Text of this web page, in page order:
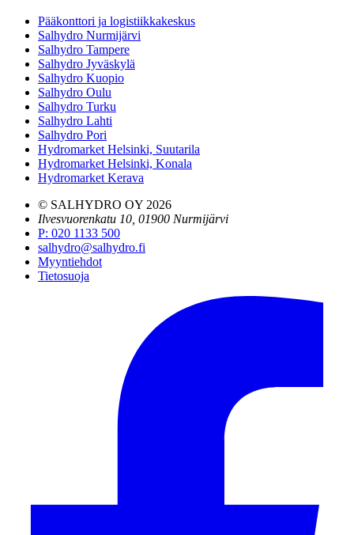
Pääkonttori ja logistiikkakeskus
Salhydro Nurmijärvi
Salhydro Tampere
Salhydro Jyväskylä
Salhydro Kuopio
Salhydro Oulu
Salhydro Turku
Salhydro Lahti
Salhydro Pori
Hydromarket Helsinki, Suutarila
Hydromarket Helsinki, Konala
Hydromarket Kerava
© SALHYDRO OY 2026
Ilvesvuorenkatu 10, 01900 Nurmijärvi
P: 020 1133 500
salhydro@salhydro.fi
Myyntiehdot
Tietosuoja